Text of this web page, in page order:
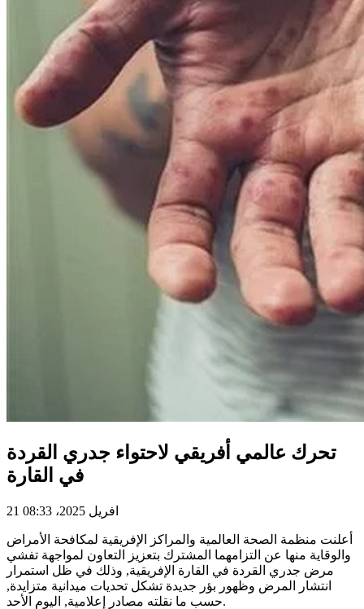
تحرك عالمي أفريقي لاحتواء جدري القردة
في القارة
21 افريل 2025، 08:33
أعلنت منظمة الصحة العالمية والمراكز الإفريقية لمكافحة الأمراض
والوقاية منها عن التزامهما المشترك بتعزيز التعاون لمواجهة تفشي
مرض جدري القردة في القارة الإفريقية, وذلك في ظل استمرار
انتشار المرض وظهور بؤر جديدة تشكل تحديات ميدانية متزايدة,
حسب ما نقلته مصادر إعلامية, اليوم الأحد.